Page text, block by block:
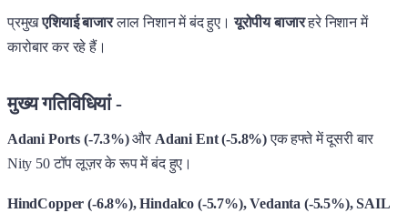
प्रमुखएशियाई बाजारलाल निशान में बंद हुए।यूरोपीय बाजारहरे निशान में
कारोबार कर रहे हैं।
मुख्य गतिविधियां -
Adani Ports (-7.3%)और Adani Ent (-5.8%)एक हफ्ते में दूसरी बार
Nity 50 टॉप लूज़र के रूप में बंद हुए।
HindCopper (-6.8%), Hindalco (-5.7%), Vedanta (-5.5%), SAIL